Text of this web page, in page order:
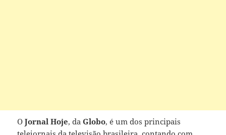
OJornal Hoje, daGlobo, é um dos principais